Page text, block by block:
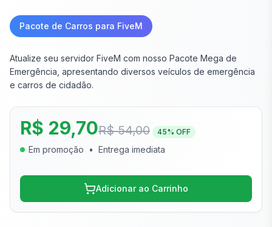
Pacote de Carros para FiveM
Atualize seu servidor FiveM com nosso Pacote Mega de
Emergência, apresentando diversos veículos de emergência
e carros de cidadão.
R$ 29,70R$ 54,00 45% OFF
Em promoção • Entrega imediata
Adicionar ao Carrinho